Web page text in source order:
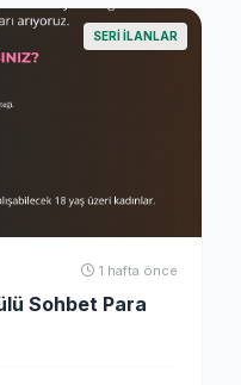
SERI ILANLAR
1 hafta önce
Sohbet Para